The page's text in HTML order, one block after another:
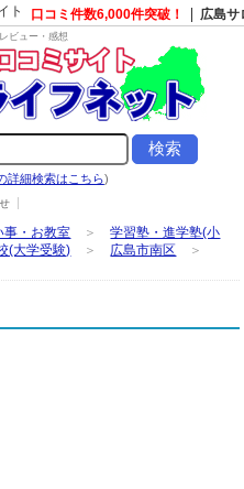
口コミ件数6,000件突破！ 広島サ
ビュー・感想
詳細検索はこちら)
事・お教室 ＞学習塾・進学塾(小
(大学受験) ＞ 広島市南区
＞